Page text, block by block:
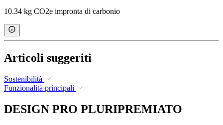
10.34 kg CO2e impronta di carbonio
Articoli suggeriti
Sostenibilità
Funzionalità principali
DESIGN PRO PLURIPREMIATO